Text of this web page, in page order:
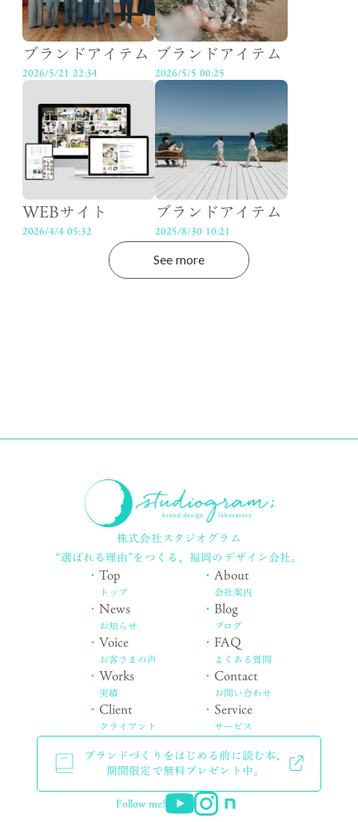
ブランドアイテム
2026/5/21 22:34
ブランドアイテム
2026/5/5 00:25
WEBサイト
2026/4/4 05:32
ブランドアイテム
2025/8/30 10:21
See more
株式会社スタジオグラム
“選ばれる理由”をつくる、福岡のデザイン会社。
・Top
トップ
・News
お知らせ
・Voice
お客さまの声
・Works
実績
・ Client
クライアント
・About
会社案内
・ Blog
ブログ
・ FAQ
よくある質問
・ Contact
お問い合わせ
・ Service
サービス
ブランドづくりをはじめる前に読む本、
期間限定で無料プレゼント中。
Follow me!